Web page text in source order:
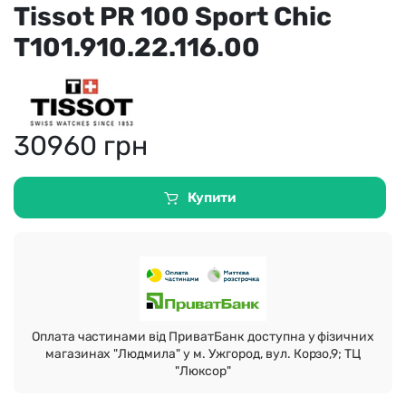
Tissot PR 100 Sport Chic
T101.910.22.116.00
30960 грн
Купити
Оплата частинами від ПриватБанк доступна у фізичних
магазинах "Людмила" у м. Ужгород, вул. Корзо,9; ТЦ
"Люксор"